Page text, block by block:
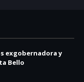
exgobernadora y
Bello